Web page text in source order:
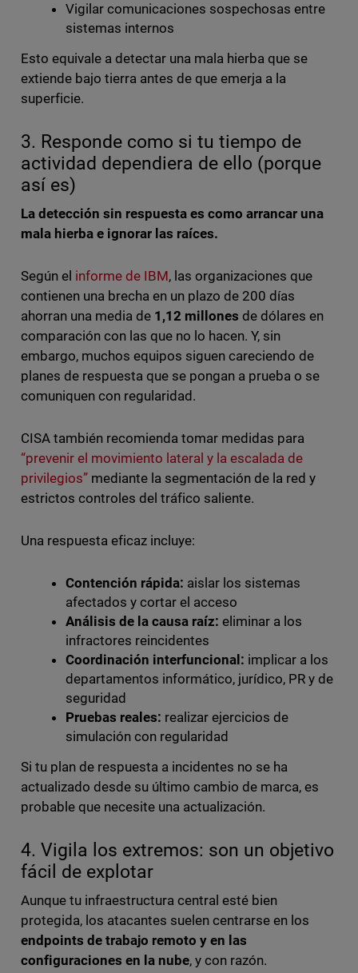
Vigilar comunicaciones sospechosas entre
sistemas internos
Esto equivale a detectar una mala hierba que se
extiende bajo tierra antes de que emerja a la
superficie.
3. Responde como si tu tiempo de
actividad dependiera de ello (porque
así es)
La detección sin respuesta es como arrancar una
mala hierba e ignorar las raíces.
Según el informe de IBM, las organizaciones que
contienen una brecha en un plazo de 200 días
ahorran una media de 1,12 millones de dólares en
comparación con las que no lo hacen. Y, sin
embargo, muchos equipos siguen careciendo de
planes de respuesta que se pongan a prueba o se
comuniquen con regularidad.
CISA también recomienda tomar medidas para
“prevenir el movimiento lateral y la escalada de
privilegios”mediante la segmentación de la red y
estrictos controles del tráfico saliente.
Una respuesta eficaz incluye:
Contención rápida: aislar los sistemas
afectados y cortar el acceso
Análisis de la causa raíz: eliminar a los
infractores reincidentes
Coordinación interfuncional: implicar a los
departamentos informático, jurídico, PR y de
seguridad
Pruebas reales: realizar ejercicios de
simulación con regularidad
Si tu plan de respuesta a incidentes no se ha
actualizado desde su último cambio de marca, es
probable que necesite una actualización.
4. Vigila los extremos: son un objetivo
fácil de explotar
Aunque tu infraestructura central esté bien
protegida, los atacantes suelen centrarse en los
endpoints de trabajo remoto y en las
configuraciones en la nube, y con razón.